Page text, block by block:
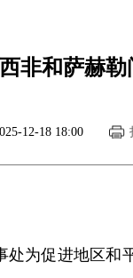
非和萨赫
12-18 18:00
为促进地区